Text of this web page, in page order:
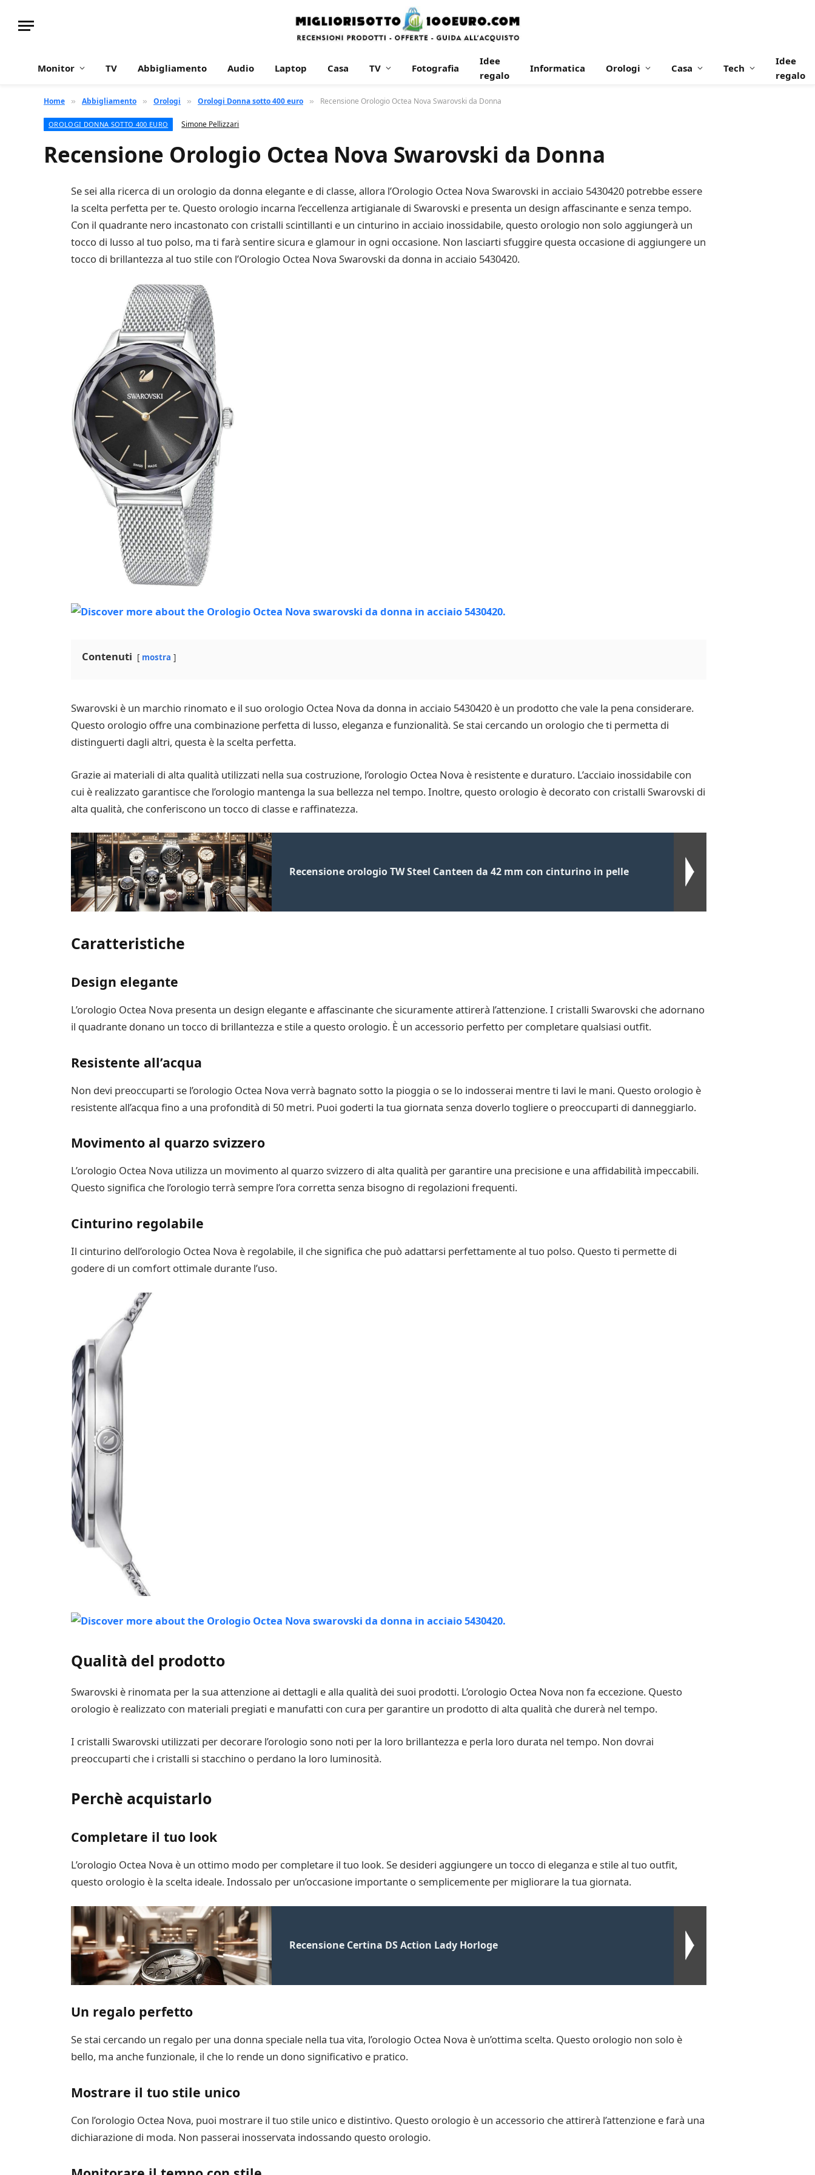
Monitor TV Abbigliamento Audio Laptop Casa TV Fotografia
Idee
regalo
Informatica Orologi Casa Tech
Idee
regalo
Home » Abbigliamento » Orologi » Orologi Donna sotto 400 euro » Recensione Orologio Octea Nova Swarovski da Donna
OROLOGI DONNA SOTTO 400 EURO Simone Pellizzari
Recensione Orologio Octea Nova Swarovski da Donna
Se sei alla ricerca di un orologio da donna elegante e di classe, allora l’Orologio Octea Nova Swarovski in acciaio 5430420 potrebbe essere
la scelta perfetta per te. Questo orologio incarna l’eccellenza artigianale di Swarovski e presenta un design affascinante e senza tempo.
Con il quadrante nero incastonato con cristalli scintillanti e un cinturino in acciaio inossidabile, questo orologio non solo aggiungerà un
tocco di lusso al tuo polso, ma ti farà sentire sicura e glamour in ogni occasione. Non lasciarti sfuggire questa occasione di aggiungere un
tocco di brillantezza al tuo stile con l’Orologio Octea Nova Swarovski da donna in acciaio 5430420.
Contenuti mostra
Swarovski è un marchio rinomato e il suo orologio Octea Nova da donna in acciaio 5430420 è un prodotto che vale la pena considerare.
Questo orologio offre una combinazione perfetta di lusso, eleganza e funzionalità. Se stai cercando un orologio che ti permetta di
distinguerti dagli altri, questa è la scelta perfetta.
Grazie ai materiali di alta qualità utilizzati nella sua costruzione, l’orologio Octea Nova è resistente e duraturo. L’acciaio inossidabile con
cui è realizzato garantisce che l’orologio mantenga la sua bellezza nel tempo. Inoltre, questo orologio è decorato con cristalli Swarovski di
alta qualità, che conferiscono un tocco di classe e raffinatezza.
Recensione orologio TW Steel Canteen da 42 mm con cinturino in pelle
Caratteristiche
Design elegante
L’orologio Octea Nova presenta un design elegante e affascinante che sicuramente attirerà l’attenzione. I cristalli Swarovski che adornano
il quadrante donano un tocco di brillantezza e stile a questo orologio. È un accessorio perfetto per completare qualsiasi outfit.
Resistente all’acqua
Non devi preoccuparti se l’orologio Octea Nova verrà bagnato sotto la pioggia o se lo indosserai mentre ti lavi le mani. Questo orologio è
resistente all’acqua fino a una profondità di 50 metri. Puoi goderti la tua giornata senza doverlo togliere o preoccuparti di danneggiarlo.
Movimento al quarzo svizzero
L’orologio Octea Nova utilizza un movimento al quarzo svizzero di alta qualità per garantire una precisione e una affidabilità impeccabili.
Questo significa che l’orologio terrà sempre l’ora corretta senza bisogno di regolazioni frequenti.
Cinturino regolabile
Il cinturino dell’orologio Octea Nova è regolabile, il che significa che può adattarsi perfettamente al tuo polso. Questo ti permette di
godere di un comfort ottimale durante l’uso.
Qualità del prodotto
Swarovski è rinomata per la sua attenzione ai dettagli e alla qualità dei suoi prodotti. L’orologio Octea Nova non fa eccezione. Questo
orologio è realizzato con materiali pregiati e manufatti con cura per garantire un prodotto di alta qualità che durerà nel tempo.
I cristalli Swarovski utilizzati per decorare l’orologio sono noti per la loro brillantezza e perla loro durata nel tempo. Non dovrai
preoccuparti che i cristalli si stacchino o perdano la loro luminosità.
Perchè acquistarlo
Completare il tuo look
L’orologio Octea Nova è un ottimo modo per completare il tuo look. Se desideri aggiungere un tocco di eleganza e stile al tuo outfit,
questo orologio è la scelta ideale. Indossalo per un’occasione importante o semplicemente per migliorare la tua giornata.
Recensione Certina DS Action Lady Horloge
Un regalo perfetto
Se stai cercando un regalo per una donna speciale nella tua vita, l’orologio Octea Nova è un’ottima scelta. Questo orologio non solo è
bello, ma anche funzionale, il che lo rende un dono significativo e pratico.
Mostrare il tuo stile unico
Con l’orologio Octea Nova, puoi mostrare il tuo stile unico e distintivo. Questo orologio è un accessorio che attirerà l’attenzione e farà una
dichiarazione di moda. Non passerai inosservata indossando questo orologio.